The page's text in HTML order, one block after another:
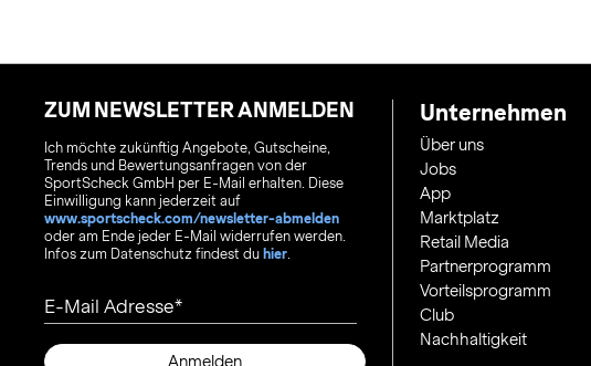
ZUM NEWSLETTER ANMELDEN
Ich möchte zukünftig Angebote, Gutscheine,
Trends und Bewertungsanfragen von der
SportScheck GmbH per E-Mail erhalten. Diese
Einwilligung kann jederzeit auf
www.sportscheck.com/newsletter-abmelden
oder am Ende jeder E-Mail widerrufen werden.
Infos zum Datenschutz findest du hier.
E-Mail Adresse
Anmelden
Unternehmen
Über uns
Jobs
App
Marktplatz
Retail Media
Partnerprogramm
Vorteilsprogramm
Club
Nachhaltigkeit